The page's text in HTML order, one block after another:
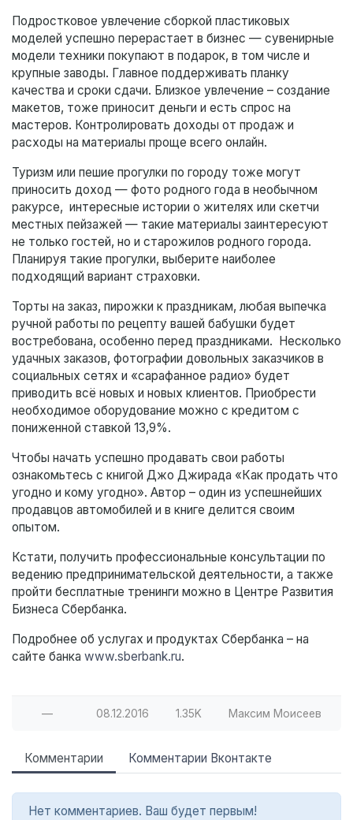
Подростковое увлечение сборкой пластиковых
моделей успешно перерастает в бизнес — сувенирные
модели техники покупают в подарок, в том числе и
крупные заводы. Главное поддерживать планку
качества и сроки сдачи. Близкое увлечение – создание
макетов, тоже приносит деньги и есть спрос на
мастеров. Контролировать доходы от продаж и
расходы на материалы проще всего онлайн.
Туризм или пешие прогулки по городу тоже могут
приносить доход — фото родного года в необычном
ракурсе, интересные истории о жителях или скетчи
местных пейзажей — такие материалы заинтересуют
не только гостей, но и старожилов родного города.
Планируя такие прогулки, выберите наиболее
подходящий вариант страховки.
Торты на заказ, пирожки к праздникам, любая выпечка
ручной работы по рецепту вашей бабушки будет
востребована, особенно перед праздниками. Несколько
удачных заказов, фотографии довольных заказчиков в
социальных сетях и «сарафанное радио» будет
приводить всё новых и новых клиентов. Приобрести
необходимое оборудование можно с кредитом с
пониженной ставкой 13,9%.
Чтобы начать успешно продавать свои работы
ознакомьтесь с книгой Джо Джирада «Как продать что
угодно и кому угодно». Автор – один из успешнейших
продавцов автомобилей и в книге делится своим
опытом.
Кстати, получить профессиональные консультации по
ведению предпринимательской деятельности, а также
пройти бесплатные тренинги можно в Центре Развития
Бизнеса Сбербанка.
Подробнее об услугах и продуктах Сбербанка – на
сайте банка www.sberbank.ru.
— 08.12.2016 1.35K Максим Моисеев
Комментарии Комментарии Вконтакте
Нет комментариев. Ваш будет первым!